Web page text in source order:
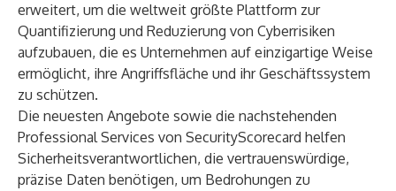
erweitert, um die weltweit größte Plattform zur
Quantifizierung und Reduzierung von Cyberrisiken
aufzubauen, die es Unternehmen auf einzigartige Weise
ermöglicht, ihre Angriffsfläche und ihr Geschäftssystem
zu schützen.
Die neuesten Angebote sowie die nachstehenden
Professional Services von SecurityScorecard helfen
Sicherheitsverantwortlichen, die vertrauenswürdige,
präzise Daten benötigen, um Bedrohungen zu